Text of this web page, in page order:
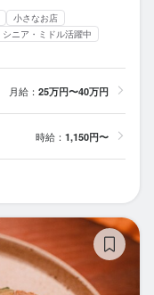
小さなお店
シニア・ミドル活躍中
月給： 25万円〜40万円
時給： 1,150円〜